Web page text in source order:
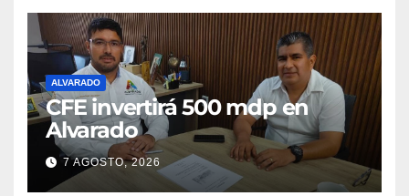
ALVARADO
CFE invertirá 500 mdp en
Alvarado
7 AGOSTO, 2026